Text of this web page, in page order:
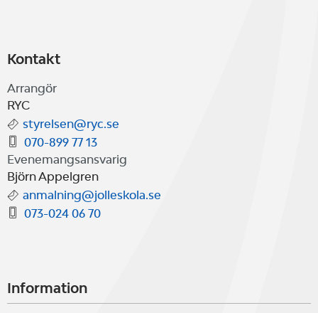
Seglarskolans elever delas in efter
erfarenhet i grupperna Nybörjare,
Fortsättning och Kappsegling
(vecka 28). Ni anger själva i
anmälningsformuläret både
Seglarskolan görs sedan 2006 i
Kontakt
Arrangör
RYC
styrelsen@ryc.se
070-899 77 13
Evenemangsansvarig
Björn Appelgren
anmalning@jolleskola.se
073-024 06 70
Information